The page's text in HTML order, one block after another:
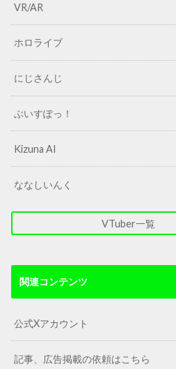
VR/AR
ホロライブ
にじさんじ
ぶいすぽっ！
Kizuna AI
ななしいんく
VTuber一覧
関連コンテンツ
公式Xアカウント
記事、広告掲載の依頼はこちら